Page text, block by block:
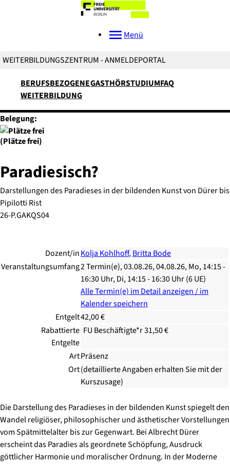
Menü
WEITERBILDUNGSZENTRUM - ANMELDEPORTAL
BERUFSBEZOGENE
WEITERBILDUNG
GASTHÖRSTUDIUMFAQ
Paradiesisch?
Darstellungen des Paradieses in der bildenden Kunst von Dürer bis
Pipilotti Rist
26-P.GAKQS04
Dozent/inKolja Kohlhoff,Britta Bode
Veranstaltungsumfang2 Termin(e), 03.08.26, 04.08.26, Mo, 14:15 -
16:30 Uhr, Di, 14:15 - 16:30 Uhr (6 UE)
Alle Termin(e) im Detail anzeigen / im
Kalender speichern
Entgelt42,00 €
Rabattierte
Entgelte
FU Beschäftigte*r 31,50 €
ArtPräsenz
Ort(detaillierte Angaben erhalten Sie mit der
Kurszusage)
Die Darstellung des Paradieses in der bildenden Kunst spiegelt den
Wandel religiöser, philosophischer und ästhetischer Vorstellungen
vom Spätmittelalter bis zur Gegenwart. Bei Albrecht Dürer
erscheint das Paradies als geordnete Schöpfung, Ausdruck
göttlicher Harmonie und moralischer Ordnung. In der Moderne
Belegung:
(Plätze frei)